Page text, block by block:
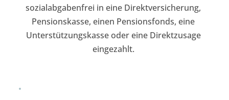
sozialabgabenfrei in eine Direktversicherung,
Pensionskasse, einen Pensionsfonds, eine
Unterstützungskasse oder eine Direktzusage
eingezahlt.